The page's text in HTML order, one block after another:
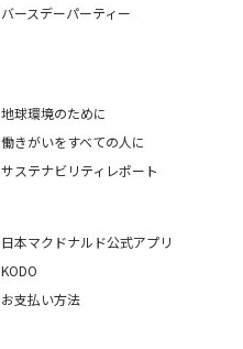
バースデーパーティー
地球環境のために
働きがいをすべての人に
サステナビリティレポート
日本マクドナルド公式アプリ
KODO
お支払い方法